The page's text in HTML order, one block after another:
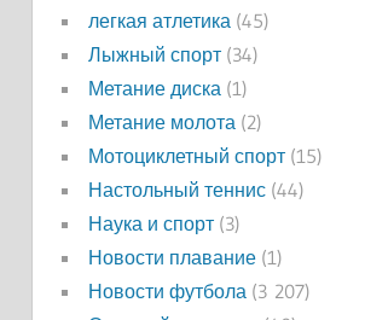
легкая атлетика (45)
Лыжный спорт(34)
Метание диска (1)
Метание молота (2)
Мотоциклетный спорт(15)
Настольный теннис(44)
Наука и спорт(3)
Новости плавание(1)
Новости футбола (3 207)